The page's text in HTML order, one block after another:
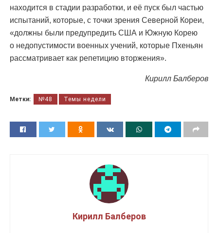
находится в стадии разработки, и её пуск был частью
испытаний, которые, с точки зрения Северной Кореи,
«должны были предупредить США и Южную Корею
о недопустимости военных учений, которые Пхеньян
рассматривает как репетицию вторжения».
Кирилл Балберов
Метки: №48 Темы недели
Кирилл Балберов